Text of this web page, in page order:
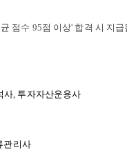
점수 95점 이상' 합격 시 지
사, 투자자산운용사
관리사